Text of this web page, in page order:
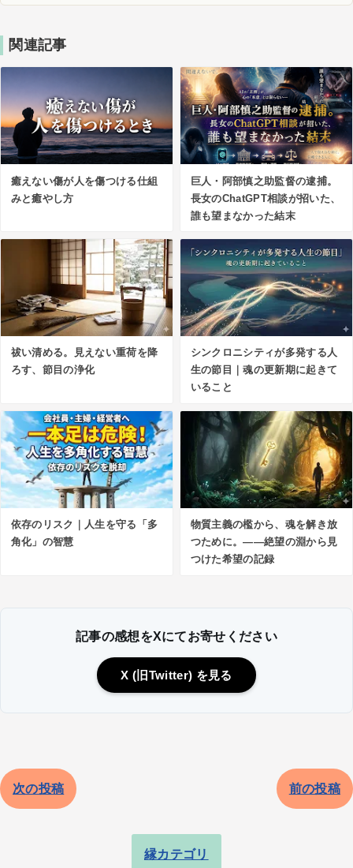
関連記事
癒えない傷が人を傷つける仕組
みと癒やし方
巨人・阿部慎之助監督の逮捕。
長女のChatGPT相談が招いた、
誰も望まなかった結末
祓い清める。見えない重荷を降
ろす、節目の浄化
シンクロニシティが多発する人
生の節目｜魂の更新期に起きて
いること
依存のリスク｜人生を守る「多
角化」の智慧
物質主義の檻から、魂を解き放
つために。――絶望の淵から見
つけた希望の記録
記事の感想をXにてお寄せください
X (旧Twitter) を見る
次の投稿 前の投稿
縁カテゴリ